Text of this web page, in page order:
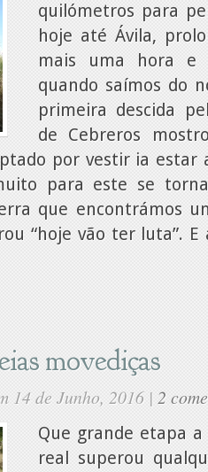
quilómetros para
hoje até Ávila,
mais uma hora e
quando saímos do
primeira descida
de Cebreros
por vestir ia estar
para este se
que encontrámos
“hoje vão ter luta”.
movediças
14 de Junho, 2016 | 2
Que grande etapa
real superou